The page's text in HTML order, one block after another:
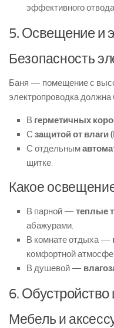
эффективного
5. Освещение и
Безопасность
Баня — помещение с
электропроводка должна
В герметичных
С защитой от влаги
С отдельным
щитке.
Какое
В парной — теплые
абажурами.
В комнате отдыха —
комфортной
В душевой —
6. Обустройство
Мебель и